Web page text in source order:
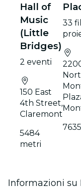
Hall of
Music
(Little
Bridges)
2 eventi
150 East
4th Street,
Claremont
5484
metri
33
Informazioni su